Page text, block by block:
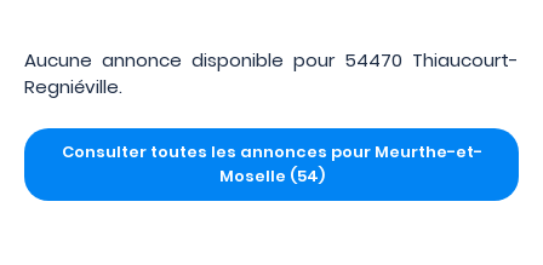
Aucune annonce disponible pour 54470 Thiaucourt-
Regniéville.
Consulter toutes les annonces pour Meurthe-et-
Moselle (54)